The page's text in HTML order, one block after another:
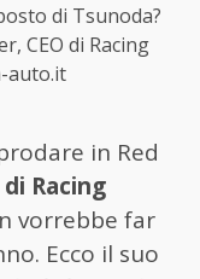
di Tsunoda?
CEO di Racing
auto.it
in Red
di Racing
vorrebbe far
Ecco il suo